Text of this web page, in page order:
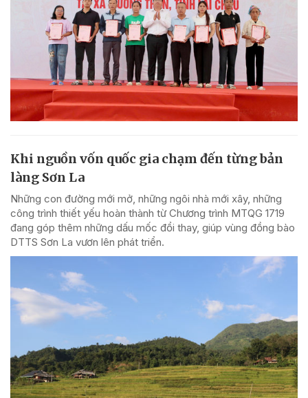
Khi nguồn vốn quốc gia chạm đến từng bản
làng Sơn La
Những con đường mới mở, những ngôi nhà mới xây, những
công trình thiết yếu hoàn thành từ Chương trình MTQG 1719
đang góp thêm những dấu mốc đổi thay, giúp vùng đồng bào
DTTS Sơn La vươn lên phát triển.